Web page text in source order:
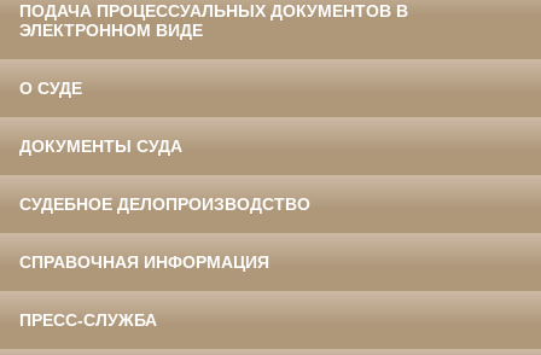
ПОДАЧА ПРОЦЕССУАЛЬНЫХ ДОКУМЕНТОВ В
ЭЛЕКТРОННОМ ВИДЕ
О СУДЕ
ДОКУМЕНТЫ СУДА
СУДЕБНОЕ ДЕЛОПРОИЗВОДСТВО
СПРАВОЧНАЯ ИНФОРМАЦИЯ
ПРЕСС-СЛУЖБА